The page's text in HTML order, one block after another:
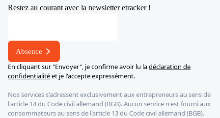
Restez au courant avec la newsletter etracker !
*
Absence
En cliquant sur "Envoyer", je confirme avoir lu ladéclaration de
confidentialitéet je l'accepte expressément.
Nos services s'adressent exclusivement aux entrepreneurs au sens de
l'article 14 du Code civil allemand (BGB). Aucun service n'est fourni aux
consommateurs au sens de l'article 13 du Code civil allemand (BGB).